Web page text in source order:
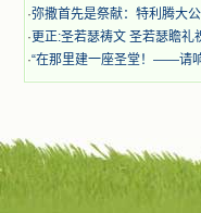
他们感到能为主受一点苦是
的事。他们受苦时仍在唱着
歌，因他们无法不称颂主，
们的心灵洋溢了快乐；他们
读，一面想过着他们这样圣
活，也立志不在这虚幻的
安慰。我一读就是几个钟头
·弥撒首先是祭献：特利腾大
·更正:圣若瑟祷文 圣若瑟瞻礼
·“在那里建一座圣堂！——请